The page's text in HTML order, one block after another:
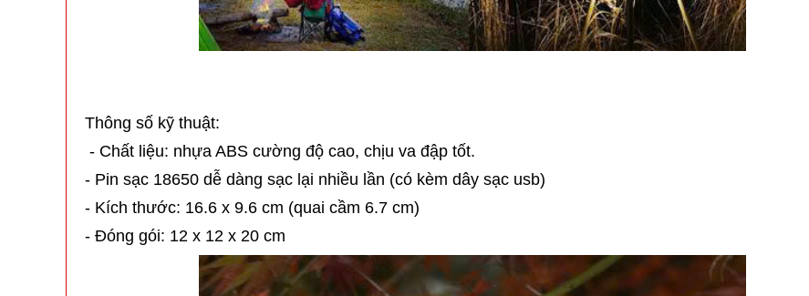
Thông số kỹ thuật:
- Chất liệu: nhựa ABS cường độ cao, chịu va đập tốt.
- Pin sạc 18650 dễ dàng sạc lại nhiều lần (có kèm dây sạc usb)
- Kích thước: 16.6 x 9.6 cm (quai cầm 6.7 cm)
- Đóng gói: 12 x 12 x 20 cm